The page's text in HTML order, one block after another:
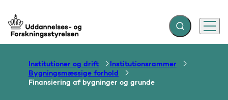
Gå til forsiden Fold søgefelt ud
Menu
Institutioner og drift
Institutionsrammer
Bygningsmæssige forhold
Finansiering af bygninger og grunde